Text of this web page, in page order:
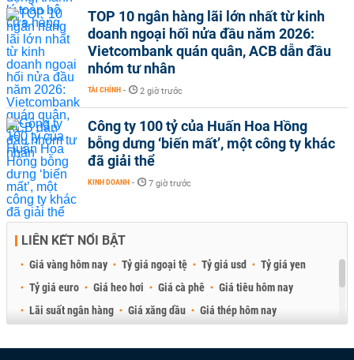
TOP 10 ngân hàng lãi lớn nhất từ kinh
doanh ngoại hối nửa đầu năm 2026:
Vietcombank quán quân, ACB dẫn đầu
nhóm tư nhân
TÀI CHÍNH - 2 giờ trước
Công ty 100 tỷ của Huấn Hoa Hồng
bỗng dưng ‘biến mất’, một công ty khác
đã giải thể
KINH DOANH - 7 giờ trước
LIÊN KẾT NỔI BẬT
Giá vàng hôm nay Tỷ giá ngoại tệ Tỷ giá usd
Tỷ giá yen
Tỷ giá euro
Giá heo hơi Giá cà phê
Giá tiêu hôm nay
Lãi suất ngân hàng
Giá xăng dầu
Giá thép hôm nay